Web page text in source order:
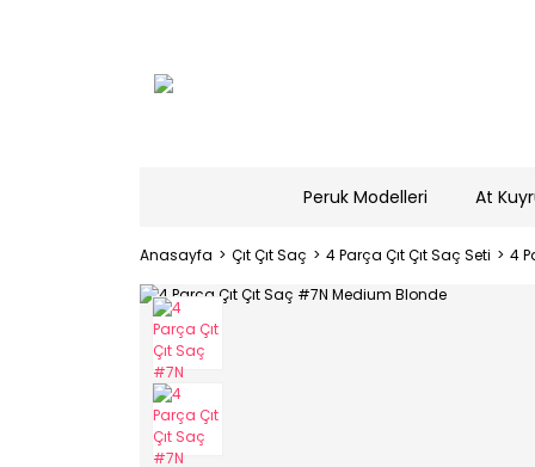
Peruk Modelleri At
Anasayfa Çıt Çıt Saç 4 Parça Çıt Çıt Saç Seti 4